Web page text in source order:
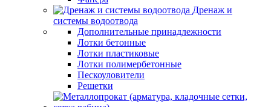
Дренаж и
системы водоотвода
Дополнительные принадлежности
Лотки бетонные
Лотки пластиковые
Лотки полимербетонные
Пескоуловители
Решетки